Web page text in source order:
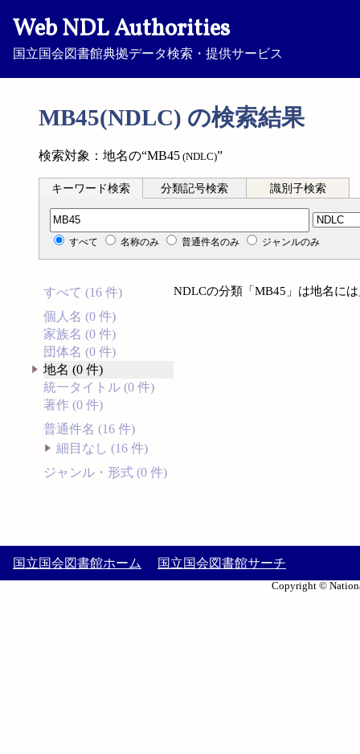
Web NDL Authorities
国立国会図書館典拠データ検索・提供サービス
MB45(NDLC) の検索結果
検索対象：地名の“MB45 (NDLC)”
キーワード検索 分類記号検索 識別子検索
分類記号検索
すべて 名称のみ 普通件名のみ ジャンルのみ
すべて (16 件)
個人名 (0 件)
家族名 (0 件)
団体名 (0 件)
地名 (0 件)
統一タイトル (0 件)
著作 (0 件)
普通件名 (16 件)
細目なし (16 件)
ジャンル・形式 (0 件)
NDLCの分類「MB45」は地名に
国立国会図書館ホーム 国立国会図書館サーチ
Copyright ©